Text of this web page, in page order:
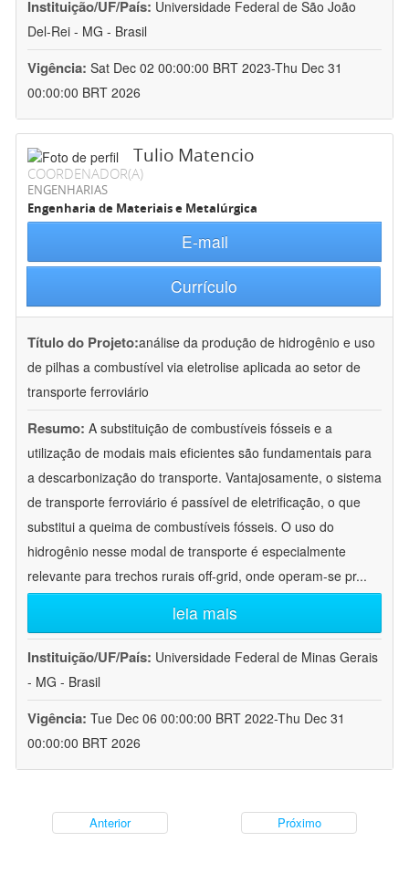
Instituição/UF/País: Universidade Federal de São João
Del-Rei - MG - Brasil
Vigência: Sat Dec 02 00:00:00 BRT 2023-Thu Dec 31
00:00:00 BRT 2026
Tulio Matencio
COORDENADOR(A)
ENGENHARIAS
Engenharia de Materiais e Metalúrgica
E-mail
Currículo
Título do Projeto:análise da produção de hidrogênio e uso
de pilhas a combustível via eletrolise aplicada ao setor de
transporte ferroviário
Resumo: A substituição de combustíveis fósseis e a
utilização de modais mais eficientes são fundamentais para
a descarbonização do transporte. Vantajosamente, o sistema
de transporte ferroviário é passível de eletrificação, o que
substitui a queima de combustíveis fósseis. O uso do
hidrogênio nesse modal de transporte é especialmente
relevante para trechos rurais off-grid, onde operam-se pr...
leia mais
Instituição/UF/País: Universidade Federal de Minas Gerais
- MG - Brasil
Vigência: Tue Dec 06 00:00:00 BRT 2022-Thu Dec 31
00:00:00 BRT 2026
Anterior Próximo